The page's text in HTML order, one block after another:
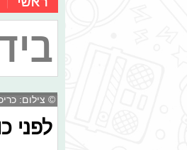
© צילום:
לפני